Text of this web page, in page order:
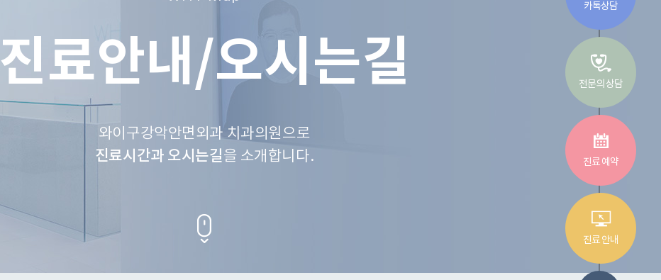
진료안내/오시는길
와이구강악안면외과 치과의원으로
진료시간과 오시는길을 소개합니다.
카톡상담
전문의 상담
진료 예약
진료 안내